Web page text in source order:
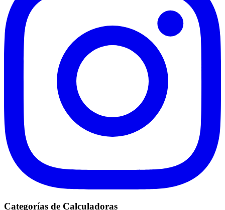
Categorías de Calculadoras